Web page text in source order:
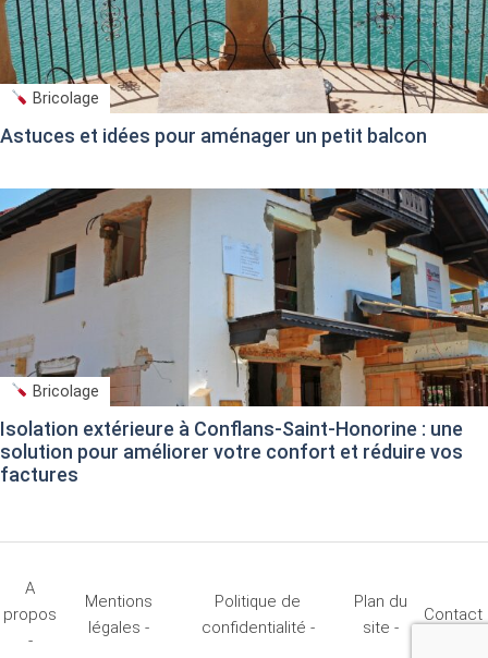
Bricolage
Astuces et idées pour aménager un petit balcon
Bricolage
Isolation extérieure à Conflans-Saint-Honorine : une
solution pour améliorer votre confort et réduire vos
factures
A
propos
-
Mentions
légales -
Politique de
confidentialité -
Plan du
site -
Contact